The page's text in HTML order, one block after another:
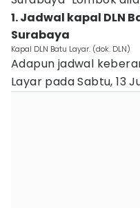
1. Jadwal kapal DLN
Surabaya
Kapal DLN Batu Layar. (dok. DLN)
Adapun jadwal
Layar pada Sabtu, 13